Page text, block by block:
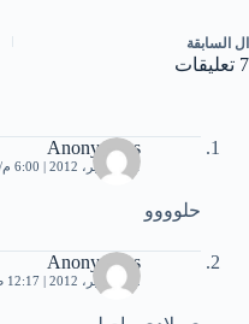
ال السابقة
7 تعليقات
Anonymous
11 سبتمبر، 2012 | 6:00 م
حلوووو
Anonymous
12 سبتمبر، 2012 | 12:17 ص